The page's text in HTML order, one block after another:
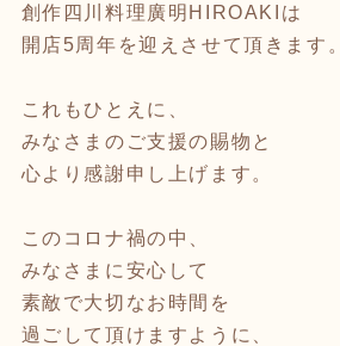
創作四川料理廣明HIROAKIは
開店5周年を迎えさせて頂きます。
これもひとえに、
みなさまのご支援の賜物と
心より感謝申し上げます。
このコロナ禍の中、
みなさまに安心して
素敵で大切なお時間を
過ごして頂けますように、